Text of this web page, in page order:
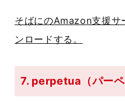
そばにのAmazon支援サ
ンロードする。
7. perpetua（パーペ